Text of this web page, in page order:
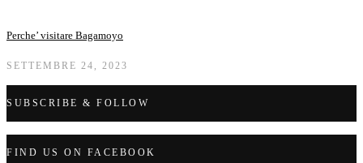
Perche’ visitare Bagamoyo
SETTEMBRE 24, 2023
SUBSCRIBE & FOLLOW
FIND US ON FACEBOOK